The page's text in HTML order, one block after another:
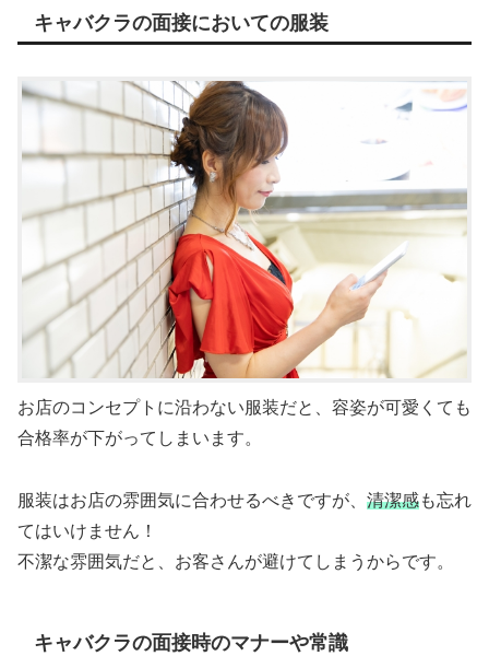
キャバクラの面接においての服装
お店のコンセプトに沿わない服装だと、容姿が可愛くても
合格率が下がってしまいます。
服装はお店の雰囲気に合わせるべきですが、 清潔感も忘れ
てはいけません！
不潔な雰囲気だと、お客さんが避けてしまうからです。
キャバクラの面接時のマナーや常識